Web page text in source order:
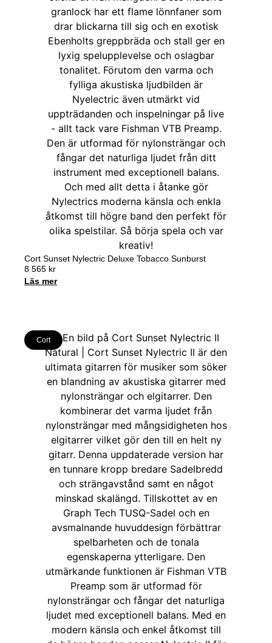
Cort Sunset Nylectric Deluxe Tobacco Sunburst
8 565 kr
Läs mer
Cort